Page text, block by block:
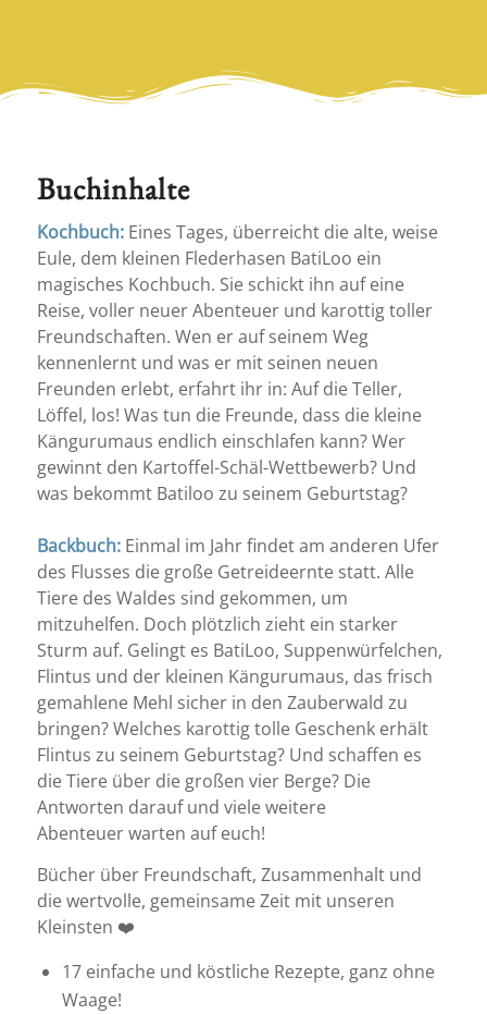
Buchinhalte
Kochbuch: Eines Tages, überreicht die alte, weise
Eule, dem kleinen Flederhasen BatiLoo ein
magisches Kochbuch. Sie schickt ihn auf eine
Reise, voller neuer Abenteuer und karottig toller
Freundschaften. Wen er auf seinem Weg
kennenlernt und was er mit seinen neuen
Freunden erlebt, erfahrt ihr in: Auf die Teller,
Löffel, los! Was tun die Freunde, dass die kleine
Kängurumaus endlich einschlafen kann? Wer
gewinnt den Kartoffel-Schäl-Wettbewerb? Und
was bekommt Batiloo zu seinem Geburtstag?
Backbuch:Einmal im Jahr findet am anderen Ufer
des Flusses die große Getreideernte statt. Alle
Tiere des Waldes sind gekommen, um
mitzuhelfen. Doch plötzlich zieht ein starker
Sturm auf. Gelingt es BatiLoo, Suppenwürfelchen,
Flintus und der kleinen Kängurumaus, das frisch
gemahlene Mehl sicher in den Zauberwald zu
bringen? Welches karottig tolle Geschenk erhält
Flintus zu seinem Geburtstag? Und schaffen es
die Tiere über die großen vier Berge? Die
Antworten darauf und viele weitere
Abenteuer warten auf euch!
Bücher über Freundschaft, Zusammenhalt und
die wertvolle, gemeinsame Zeit mit unseren
Kleinsten ❤️
17 einfache und köstliche Rezepte, ganz ohne
Waage!